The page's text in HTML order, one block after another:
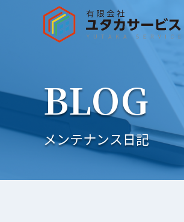
BLOG
メンテナンス日記